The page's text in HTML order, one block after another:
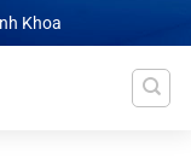
Khoa